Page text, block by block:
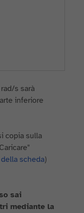
s sarà
inferiore
copia sulla
scheda)
sai
mediante la